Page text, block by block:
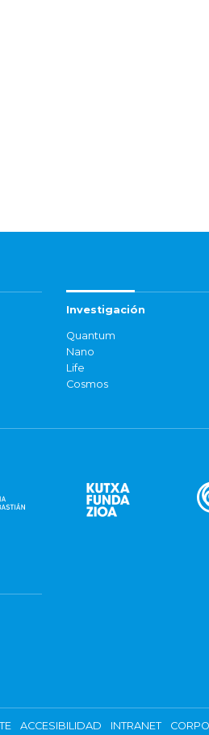
Investigación
Quantum
Nano
Life
Cosmos
ACCESIBILIDAD INTRANET